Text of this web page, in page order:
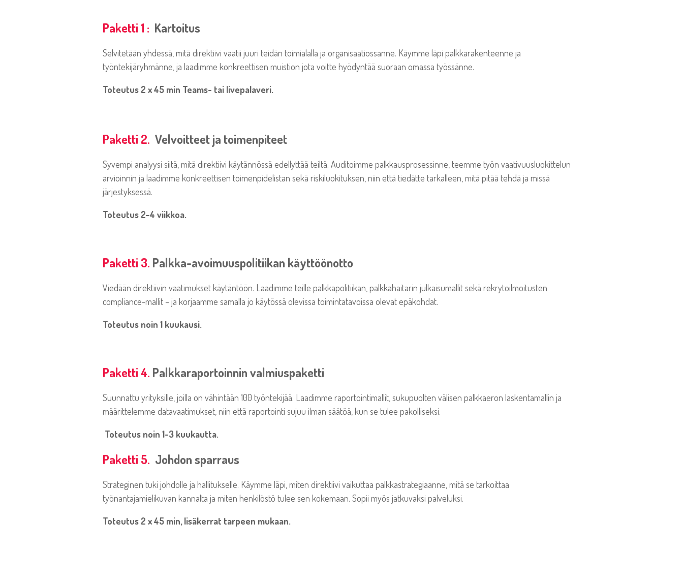
Paketti 1 : Kartoitus
Selvitetään yhdessä, mitä direktiivi vaatii juuri teidän toimialalla ja organisaatiossanne. Käymme läpi palkkarakenteenne ja
työntekijäryhmänne, ja laadimme konkreettisen muistion jota voitte hyödyntää suoraan omassa työssänne.
Toteutus 2 x 45 min Teams- tai livepalaveri.
Paketti 2. Velvoitteet ja toimenpiteet
Syvempi analyysi siitä, mitä direktiivi käytännössä edellyttää teiltä. Auditoimme palkkausprosessinne, teemme työn vaativuusluokittelun
arvioinnin ja laadimme konkreettisen toimenpidelistan sekä riskiluokituksen, niin että tiedätte tarkalleen, mitä pitää tehdä ja missä
järjestyksessä.
Toteutus 2–4 viikkoa.
Paketti 3. Palkka-avoimuuspolitiikan käyttöönotto
Viedään direktiivin vaatimukset käytäntöön. Laadimme teille palkkapolitiikan, palkkahaitarin julkaisumallit sekä rekrytoilmoitusten
compliance-mallit – ja korjaamme samalla jo käytössä olevissa toimintatavoissa olevat epäkohdat.
Toteutus noin 1 kuukausi.
Paketti 4. Palkkaraportoinnin valmiuspaketti
Suunnattu yrityksille, joilla on vähintään 100 työntekijää. Laadimme raportointimallit, sukupuolten välisen palkkaeron laskentamallin ja
määrittelemme datavaatimukset, niin että raportointi sujuu ilman säätöä, kun se tulee pakolliseksi.
Toteutus noin 1-3 kuukautta.
Paketti 5. Johdon sparraus
Strateginen tuki johdolle ja hallitukselle. Käymme läpi, miten direktiivi vaikuttaa palkkastrategiaanne, mitä se tarkoittaa
työnantajamielikuvan kannalta ja miten henkilöstö tulee sen kokemaan. Sopii myös jatkuvaksi palveluksi.
Toteutus 2 x 45 min, lisäkerrat tarpeen mukaan.